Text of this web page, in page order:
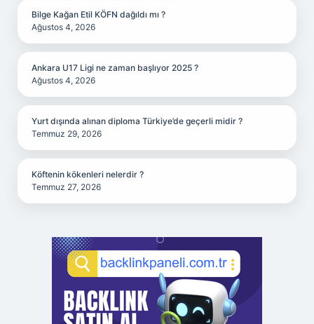
Bilge Kağan Etil KÖFN dağıldı mı ?
Ağustos 4, 2026
Ankara U17 Ligi ne zaman başlıyor 2025 ?
Ağustos 4, 2026
Yurt dışında alınan diploma Türkiye’de geçerli midir ?
Temmuz 29, 2026
Köftenin kökenleri nelerdir ?
Temmuz 27, 2026